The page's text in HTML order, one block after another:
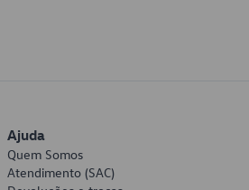
Ajuda
Quem Somos
Atendimento (SAC)